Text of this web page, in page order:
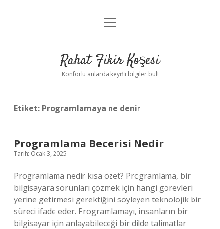
Anasayfa
Yasal Uyarı
menüyü
Rahat Fikir Köşesi
Konforlu anlarda keyifli bilgiler bul!
Etiket: Programlamaya ne denir
Programlama Becerisi Nedir
Tarih: Ocak 3, 2025
Programlama nedir kısa özet? Programlama, bir
bilgisayara sorunları çözmek için hangi görevleri
yerine getirmesi gerektiğini söyleyen teknolojik bir
süreci ifade eder. Programlamayı, insanların bir
bilgisayar için anlayabileceği bir dilde talimatlar